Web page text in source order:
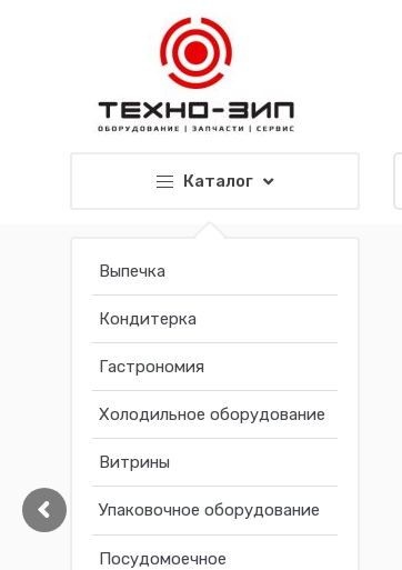
Перейти к навигации
Перейти к содержанию
Каталог
Выпечка
Кондитерка
Гастрономия
Холодильное оборудование
Витрины
Упаковочное оборудование
Посудомоечное